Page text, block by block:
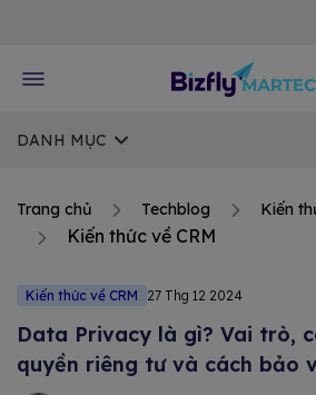
DANH MỤC
Trang chủ Techblog Kiến
Kiến thức về CRM
Kiến thức về CRM 27 Thg 12 2024
Data Privacy là gì? Vai trò,
quyền riêng tư và cách bảo